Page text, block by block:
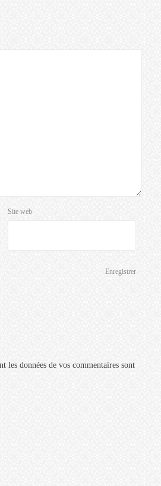
Site web
Enregistrer
les données de vos commentaires sont